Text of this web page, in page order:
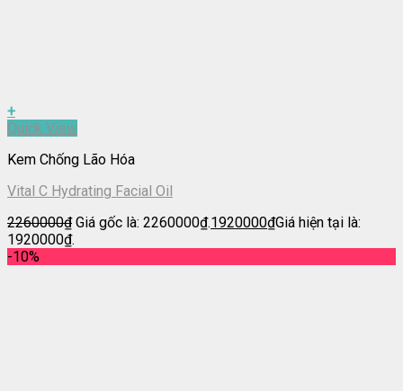
+
Quick View
Kem Chống Lão Hóa
Vital C Hydrating Facial Oil
2260000₫ Giá gốc là: 2260000₫.1920000₫Giá hiện tại là:
1920000₫.
-10%